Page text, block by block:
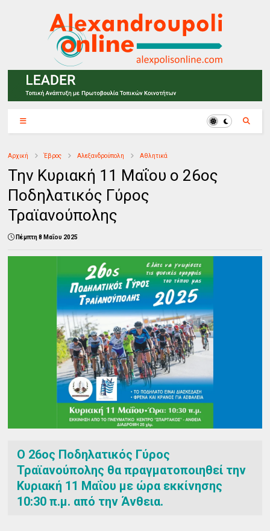
Αρχική Έβρος Αλεξανδρούπολη Αθλητικά
Την Κυριακή 11 Μαΐου ο 26ος
Ποδηλατικός Γύρος
Τραϊανούπολης
Πέμπτη 8 Μαΐου 2025
Ο 26ος Ποδηλατικός Γύρος
Τραϊανούπολης θα πραγματοποιηθεί την
Κυριακή 11 Μαΐου με ώρα εκκίνησης
10:30 π.μ. από την Άνθεια.